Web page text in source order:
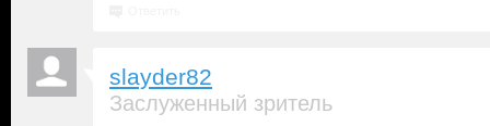
slayder82
Заслуженный зритель